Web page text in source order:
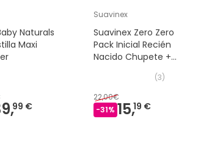
Naturals
Maxi
99 €
Suavinex
Suavinex Zero Zero
Pack Inicial Recién
Nacido Chupete +
(3)
22,00€
-31% 15,19 €